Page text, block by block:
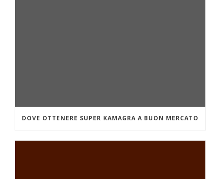
DOVE OTTENERE SUPER KAMAGRA A BUON MERCATO